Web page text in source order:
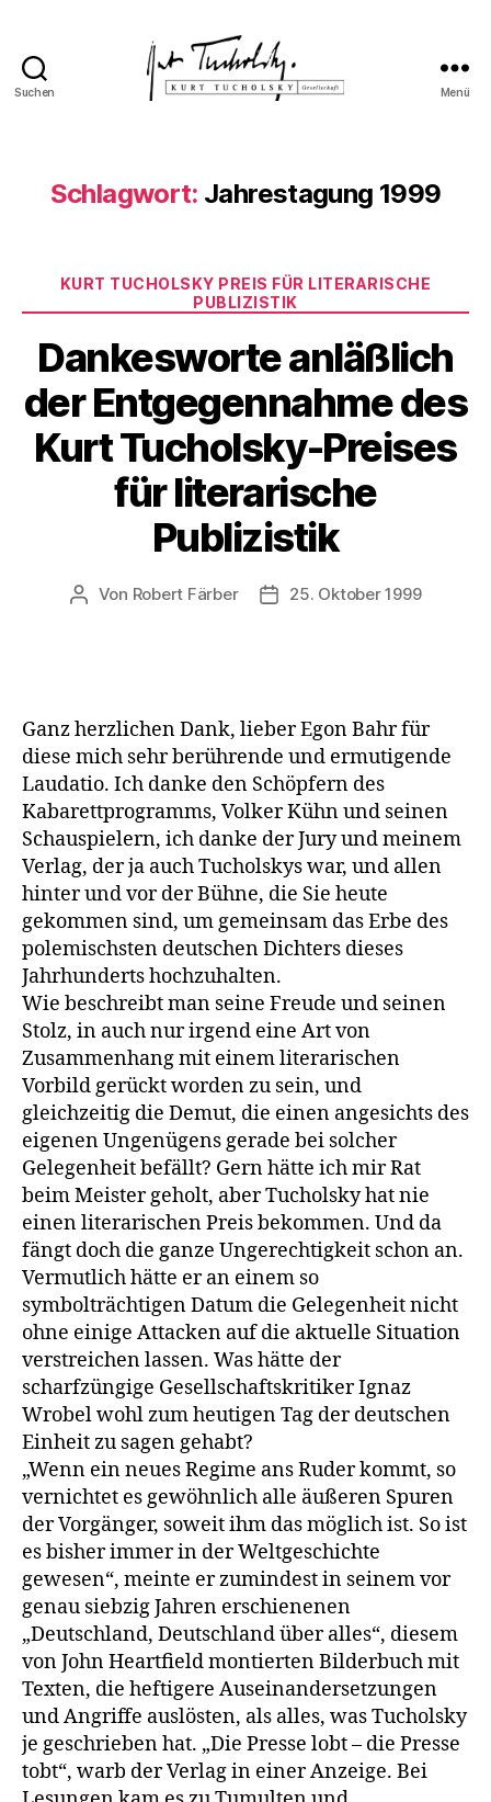
Suchen Menü
Schlagwort: Jahrestagung 1999
Kategorien
KURT TUCHOLSKY PREIS FÜR LITERARISCHE
PUBLIZISTIK
Dankesworte anläßlich
der Entgegennahme des
Kurt Tucholsky-Preises
für literarische
Publizistik
Beitragsautor
Von Robert Färber Veröffentlichungsdatum
25. Oktober 1999
Ganz herzlichen Dank, lieber Egon Bahr für
diese mich sehr berührende und ermutigende
Laudatio. Ich danke den Schöpfern des
Kabarettprogramms, Volker Kühn und seinen
Schauspielern, ich danke der Jury und meinem
Verlag, der ja auch Tucholskys war, und allen
hinter und vor der Bühne, die Sie heute
gekommen sind, um gemeinsam das Erbe des
polemischsten deutschen Dichters dieses
Jahrhunderts hochzuhalten.
Wie beschreibt man seine Freude und seinen
Stolz, in auch nur irgend eine Art von
Zusammenhang mit einem literarischen
Vorbild gerückt worden zu sein, und
gleichzeitig die Demut, die einen angesichts des
eigenen Ungenügens gerade bei solcher
Gelegenheit befällt? Gern hätte ich mir Rat
beim Meister geholt, aber Tucholsky hat nie
einen literarischen Preis bekommen. Und da
fängt doch die ganze Ungerechtigkeit schon an.
Vermutlich hätte er an einem so
symbolträchtigen Datum die Gelegenheit nicht
ohne einige Attacken auf die aktuelle Situation
verstreichen lassen. Was hätte der
scharfzüngige Gesellschaftskritiker Ignaz
Wrobel wohl zum heutigen Tag der deutschen
Einheit zu sagen gehabt?
„Wenn ein neues Regime ans Ruder kommt, so
vernichtet es gewöhnlich alle äußeren Spuren
der Vorgänger, soweit ihm das möglich ist. So ist
es bisher immer in der Weltgeschichte
gewesen“, meinte er zumindest in seinem vor
genau siebzig Jahren erschienenen
„Deutschland, Deutschland über alles“, diesem
von John Heartfield montierten Bilderbuch mit
Texten, die heftigere Auseinandersetzungen
und Angriffe auslösten, als alles, was Tucholsky
je geschrieben hat. „Die Presse lobt – die Presse
tobt“, warb der Verlag in einer Anzeige. Bei